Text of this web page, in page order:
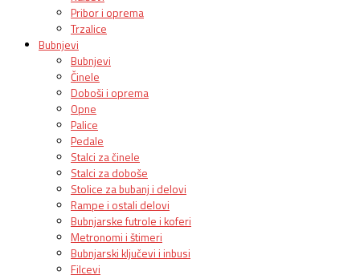
Pribor i oprema
Trzalice
Bubnjevi
Bubnjevi
Činele
Doboši i oprema
Opne
Palice
Pedale
Stalci za činele
Stalci za doboše
Stolice za bubanj i delovi
Rampe i ostali delovi
Bubnjarske futrole i koferi
Metronomi i štimeri
Bubnjarski ključevi i inbusi
Filcevi